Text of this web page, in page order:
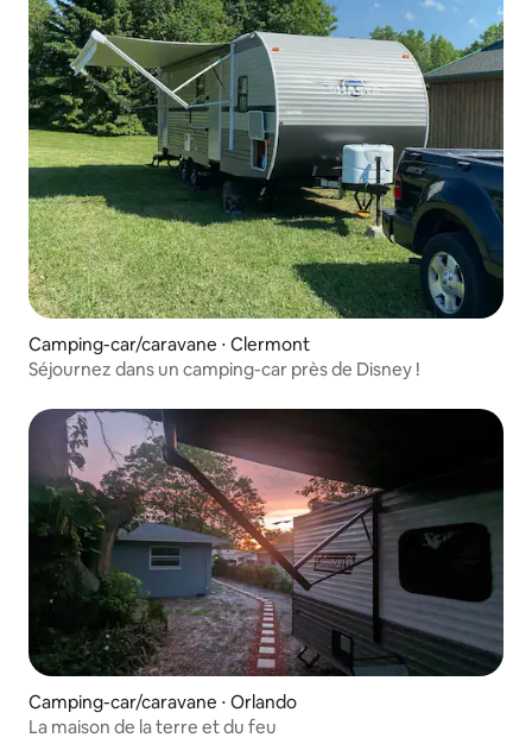
Camping-car/caravane ⋅ Clermont
Séjournez dans un camping-car près de Disney !
Camping-car/caravane ⋅ Orlando
La maison de la terre et du feu